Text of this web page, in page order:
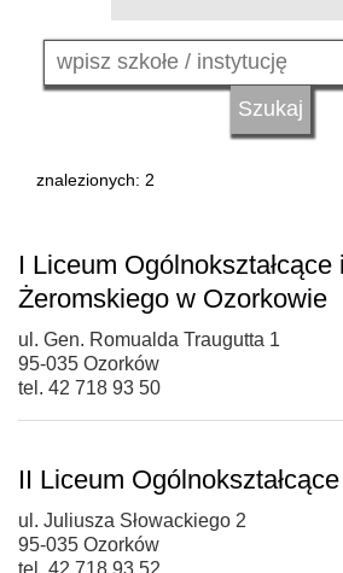
znalezionych: 2
I Liceum
Żeromskiego w Ozorkowie
ul. Gen. Romualda Traugutta 1
95-035 Ozorków
tel. 42 718 93 50
II Liceum
ul. Juliusza Słowackiego 2
95-035 Ozorków
tel. 42 718 93 52